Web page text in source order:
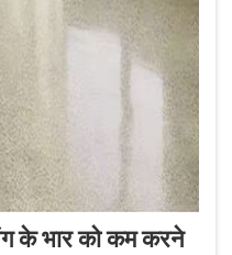
के भार को कम करने